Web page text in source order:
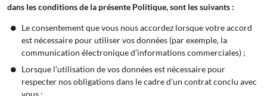
dans les conditions de la présente Politique, sont les suivants :
Le consentement que vous nous accordez lorsque votre accord
est nécessaire pour utiliser vos données (par exemple, la
communication électronique d’informations commerciales) ;
Lorsque l’utilisation de vos données est nécessaire pour
respecter nos obligations dans le cadre d’un contrat conclu avec